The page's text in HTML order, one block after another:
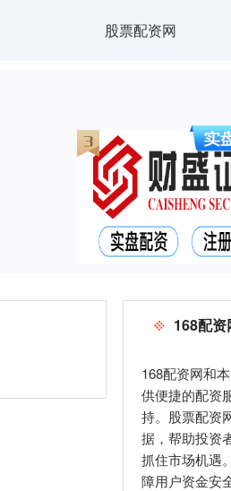
股票配资网
168配
168配资网和
供便捷的配资
持。股票配资
据，帮助投资
抓住市场机遇
障用户资金安全